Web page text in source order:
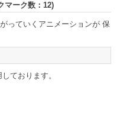
マーク数： 12)
っていくアニメーションが 保
ております。